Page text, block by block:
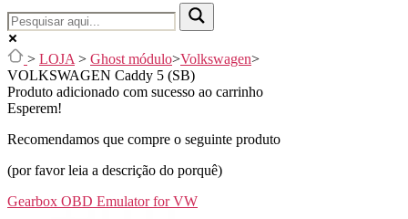
> LOJA > Ghost módulo>Volkswagen>
VOLKSWAGEN Caddy 5 (SB)
Produto adicionado com sucesso ao carrinho
Esperem!
Recomendamos que compre o seguinte produto
(por favor leia a descrição do porquê)
Gearbox OBD Emulator for VW